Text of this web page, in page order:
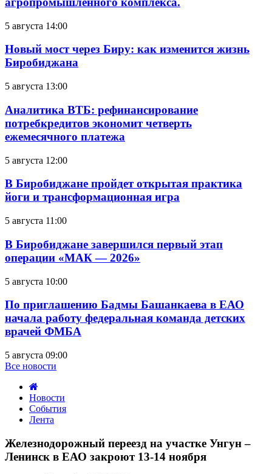
5 августа 14:00
Новый мост через Биру: как изменится жизнь
Биробиджана
5 августа 13:00
Аналитика ВТБ: рефинансирование
потребкредитов экономит четверть
ежемесячного платежа
5 августа 12:00
В Биробиджане пройдет открытая практика
йоги и трансформационная игра
5 августа 11:00
В Биробиджане завершился первый этап
операции «МАК — 2026»
5 августа 10:00
По приглашению Бадмы Башанкаева в ЕАО
начала работу федеральная команда детских
врачей ФМБА
5 августа 09:00
Все новости
Новости
События
Лента
переезд
участке
Железнодорожный переезд на участке Унгун –
Ленинск в ЕАО закроют 13-14 ноября